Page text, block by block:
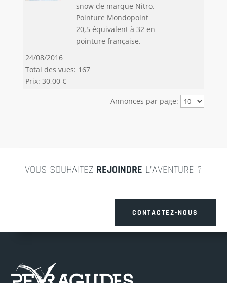
snow de marque Nitro.
Pointure Mondopoint
20,5 équivalent à 32 en
pointure française.
24/08/2016
Total des vues: 167
Prix: 30,00 €
Annonces par page:
VOUS SOUHAITEZ REJOINDRE L’AVENTURE ?
CONTACTEZ-NOUS